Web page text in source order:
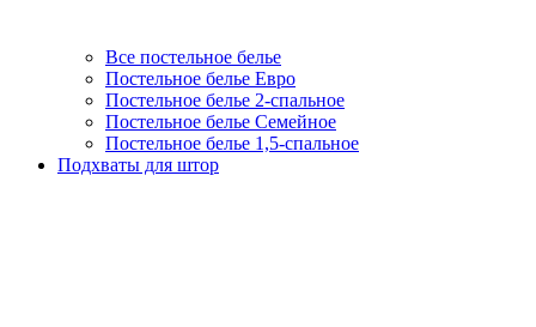
Все постельное белье
Постельное белье Евро
Постельное белье 2-спальное
Постельное белье Семейное
Постельное белье 1,5-спальное
Подхваты для штор